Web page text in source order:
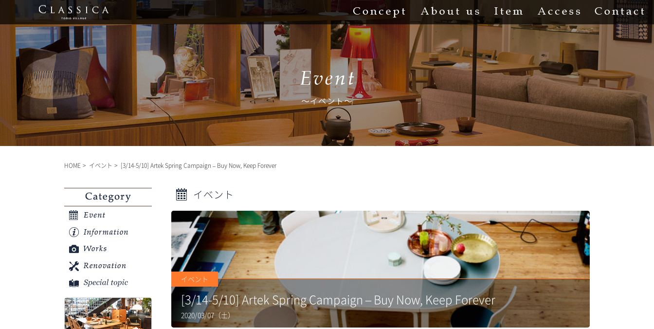
Concept About us Access
HOME イベント [3/14-5/10] Artek Spring Campaign – Buy Now, Keep Forever
イベント
イベント
[3/14-5/10] Artek Spring Campaign – Buy Now, Keep Forever
2020/03/07（土）
Category